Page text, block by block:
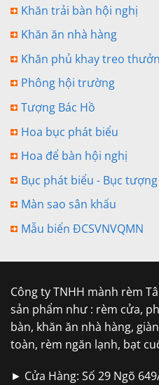
Khăn trải bàn hội nghị
Khăn ăn nhà hàng
Khăn phủ khay treo
Phông hội trường
Tượng Bác Hồ
Hoa bục phát biểu
Hoa để bàn hội nghị
Bục phát biểu - Bục tượng
Màn sao sân khấu
Mẫu biển ĐCSVNVQMN
Công ty TNHH mành rèm
sản phẩm như : rèm cửa,
bàn, khăn ăn nhà hàng,
toàn, rèm ngăn lạnh, bạt
► Cửa Hàng: Số 29 Ngõ